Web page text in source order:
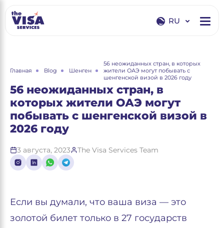
RU
RU
Главная Blog Шенген
56 неожиданных стран, в которых
жители ОАЭ могут побывать с
шенгенской визой в 2026 году
56 неожиданных стран, в
которых жители ОАЭ могут
побывать с шенгенской визой в
2026 году
3 августа, 2023 The Visa Services Team
Если вы думали, что ваша виза — это
золотой билет только в 27 государств